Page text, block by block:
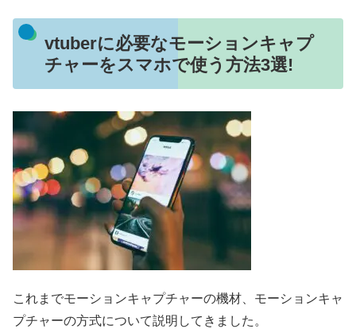
vtuberに必要なモーションキャプ
チャーをスマホで使う方法3選!
これまでモーションキャプチャーの機材、モーションキャ
プチャーの方式について説明してきました。